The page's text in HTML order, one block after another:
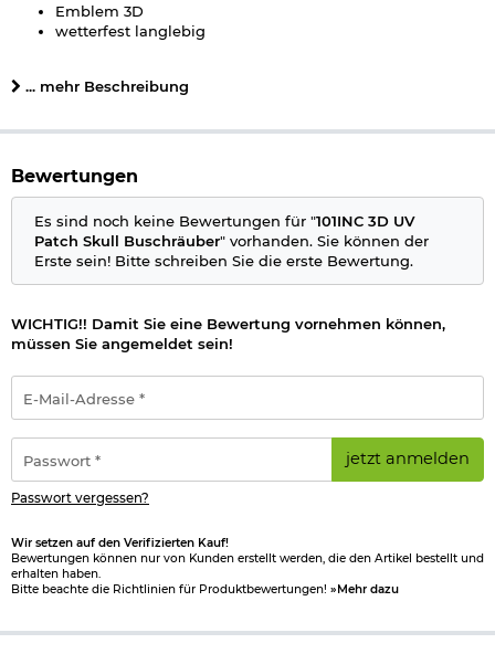
Emblem 3D
wetterfest langlebig
Maße: 8,9 x 8,4 cm
Marke: 101 INC
Herstellerinformationen
... mehr Beschreibung
Bewertungen
Es sind noch keine Bewertungen für "101INC 3D UV
Patch Skull Buschräuber" vorhanden. Sie können der
Erste sein! Bitte schreiben Sie die erste Bewertung.
WICHTIG!! Damit Sie eine Bewertung vornehmen können,
müssen Sie angemeldet sein!
Mail-
Adresse
*
jetzt anmelden
Passwort vergessen?
Wir setzen auf den Verifizierten Kauf!
Bewertungen können nur von Kunden erstellt werden, die den Artikel bestellt und
erhalten haben.
Bitte beachte die Richtlinien für Produktbewertungen! »Mehr dazu